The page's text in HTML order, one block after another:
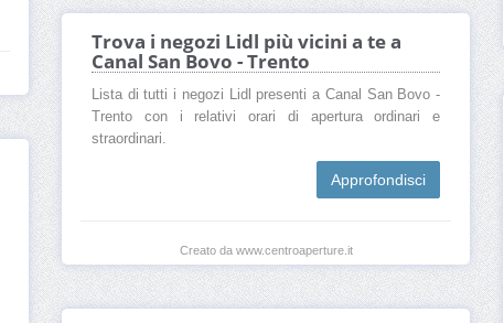
Trova i negozi Lidl più vicini a te a
Canal San Bovo - Trento
Lista di tutti i negozi Lidl presenti a Canal San Bovo -
Trento con i relativi orari di apertura ordinari e
straordinari.
Approfondisci
Creato da www.centroaperture.it